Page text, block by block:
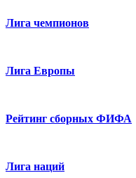
Лига чемпионов
Лига Европы
Рейтинг сборных ФИФА
Лига наций